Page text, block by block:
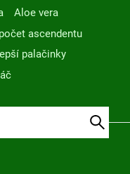
Aloe vera
ascendentu
palačinky